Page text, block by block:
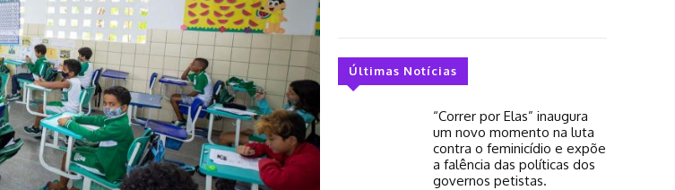
Últimas Notícias
“Correr por Elas” inaugura
um novo momento na luta
contra o feminicídio e expõe
a falência das políticas dos
governos petistas.